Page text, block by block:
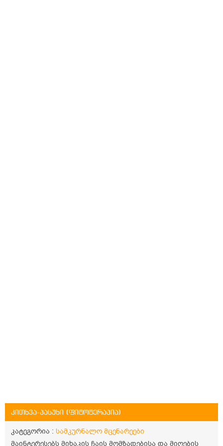
კითხვა-პასუხი (ფიტოტერაპია)
კატეგორია : სამკურნალო მცენარეები
მაინტერესებს მიხაკის ჩაის მომზადებისა და მიღების